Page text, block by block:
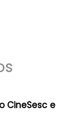
CineSesc e